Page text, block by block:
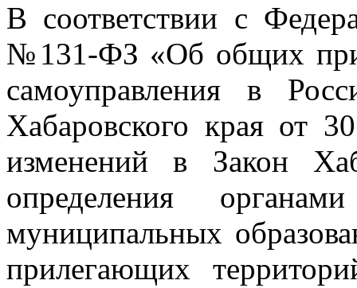
В соответствии с
№131-ФЗ «Об общих
самоуправления в
Хабаровского края от
изменений в Закон
определения
муниципальных
прилегающих